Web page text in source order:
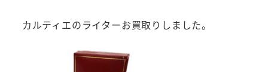
カルティエのライターお買取りしました。